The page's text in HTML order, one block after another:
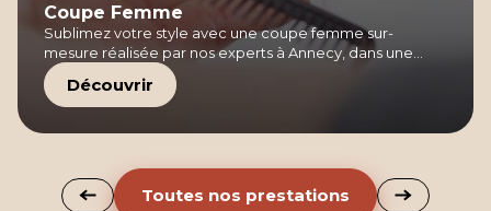
Coupe Femme
Sublimez votre style avec une coupe femme sur-
mesure réalisée par nos experts à Annecy, dans une
ambiance chaleureuse et professionnelle.
Découvrir
Toutes nos prestations